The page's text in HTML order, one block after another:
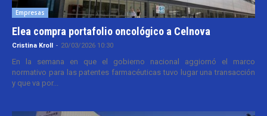
Empresas
Elea compra portafolio oncológico a Celnova
Cristina Kroll - 20/03/2026 10:30
En la semana en que el gobierno nacional aggiornó el marco
normativo para las patentes farmacéuticas tuvo lugar una transacción
y que va por...